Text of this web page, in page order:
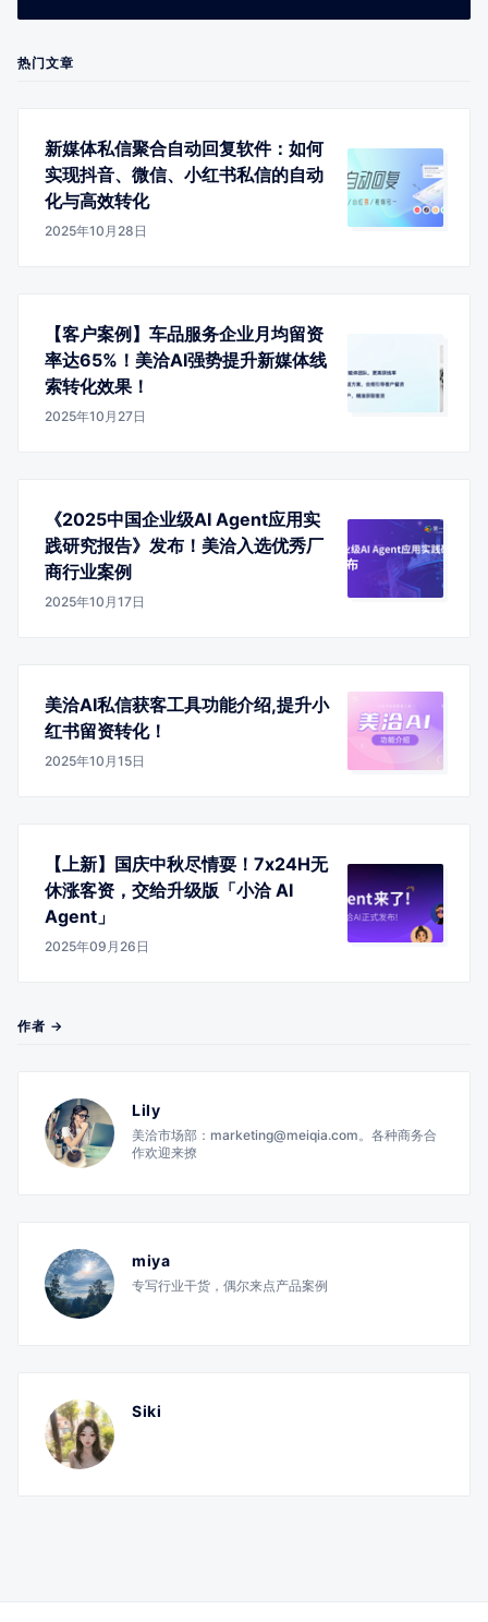
热门文章
新媒体私信聚合自动回复软件：如何
实现抖音、微信、小红书私信的自动
化与高效转化
2025年10月28日
【客户案例】车品服务企业月均留资
率达65%！美洽AI强势提升新媒体线
索转化效果！
2025年10月27日
《2025中国企业级AI Agent应用实
践研究报告》发布！美洽入选优秀厂
商行业案例
2025年10月17日
美洽AI私信获客工具功能介绍,提升小
红书留资转化！
2025年10月15日
【上新】国庆中秋尽情耍！7x24H无
休涨客资，交给升级版「小洽 AI
Agent」
2025年09月26日
作者 →
Lily
美洽市场部：marketing@meiqia.com。各种商务合
作欢迎来撩
miya
专写行业干货，偶尔来点产品案例
Siki